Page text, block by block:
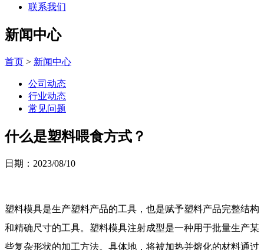
联系我们
新闻中心
首页 > 新闻中心
公司动态
行业动态
常见问题
什么是塑料喂食方式？
日期：2023/08/10
塑料模具是生产塑料产品的工具，也是赋予塑料产品完整结构
和精确尺寸的工具。塑料模具注射成型是一种用于批量生产某
些复杂形状的加工方法。具体地，将被加热并熔化的材料通过